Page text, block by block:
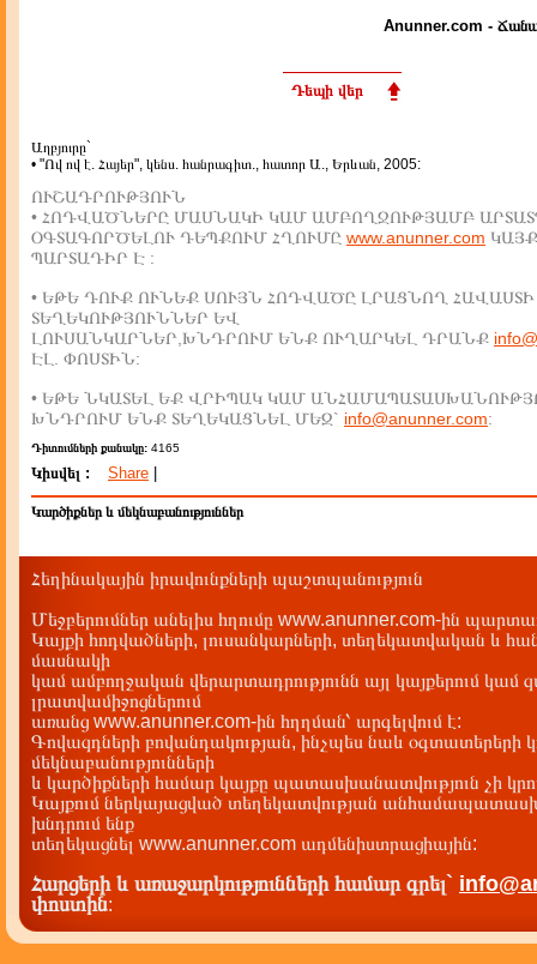
Anunner.com -
Դեպի վեր
Աղբյուրը`
• "Ով ով է. Հայեր", կենս. հանրագիտ., հատոր Ա., Երևան, 2005:
ՈՒՇԱԴՐՈՒԹՅՈՒՆ
• ՀՈԴՎԱԾՆԵՐԸ ՄԱՍՆԱԿԻ ԿԱՄ ԱՄԲՈՂՋՈՒԹՅԱՄԲ
ՕԳՏԱԳՈՐԾԵԼՈՒ ԴԵՊՔՈՒՄ ՀՂՈՒՄԸ www.anunner.com
ՊԱՐՏԱԴԻՐ Է :
• ԵԹԵ ԴՈՒՔ ՈՒՆԵՔ ՍՈՒՅՆ ՀՈԴՎԱԾԸ ԼՐԱՑՆՈՂ ՀԱՎԱՍՏԻ
ՏԵՂԵԿՈՒԹՅՈՒՆՆԵՐ ԵՎ
ԼՈՒՍԱՆԿԱՐՆԵՐ,ԽՆԴՐՈՒՄ ԵՆՔ ՈՒՂԱՐԿԵԼ ԴՐԱՆՔ
ԷԼ. ՓՈՍՏԻՆ:
• ԵԹԵ ՆԿԱՏԵԼ ԵՔ ՎՐԻՊԱԿ ԿԱՄ
ԽՆԴՐՈՒՄ ԵՆՔ ՏԵՂԵԿԱՑՆԵԼ ՄԵԶ` info@anunner.com:
Դիտումների քանակը: 4165
Կիսվել : Share
Կարծիքներ և մեկնաբանություններ
Հեղինակային իրավունքների պաշտպանություն
Մեջբերումներ անելիս հղումը www.anunner.com-ին
Կայքի հոդվածների, լուսանկարների, տեղեկատվական և
մասնակի
կամ ամբողջական վերարտադրությունն այլ կայքերում կամ
լրատվամիջոցներում
առանց www.anunner.com-ին հղղման՝ արգելվում է:
Գովազդների բովանդակության, ինչպես նաև օգտատերերի
մեկնաբանությունների
և կարծիքների համար կայքը պատասխանատվություն չի
Կայքում ներկայացված տեղեկատվության
խնդրում ենք
տեղեկացնել www.anunner.com ադմենիստրացիային:
Հարցերի և առաջարկությունների համար գրել`
փոստին: